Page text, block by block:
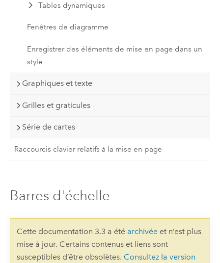
Tables dynamiques
Fenêtres de diagramme
Enregistrer des éléments de mise en page dans un
style
Graphiques et texte
Grilles et graticules
Série de cartes
Raccourcis clavier relatifs à la mise en page
Barres d'échelle
Cette documentation 3.3 a été archivéeet n’est plus
mise à jour. Certains contenus et liens sont
susceptibles d’être obsolètes. Consultez la version